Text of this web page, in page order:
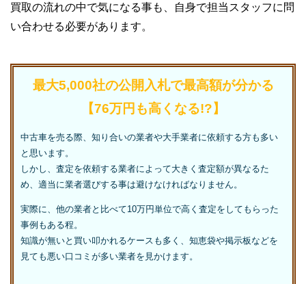
買取の流れの中で気になる事も、自身で担当スタッフに問
い合わせる必要があります。
最大5,000社の公開入札で最高額が分かる
【76万円も高くなる!?】
中古車を売る際、知り合いの業者や大手業者に依頼する方も多い
と思います。
しかし、査定を依頼する業者によって大きく査定額が異なるた
め、適当に業者選びする事は避けなければなりません。
実際に、他の業者と比べて10万円単位で高く査定をしてもらった
事例もある程。
知識が無いと買い叩かれるケースも多く、知恵袋や掲示板などを
見ても悪い口コミが多い業者を見かけます。